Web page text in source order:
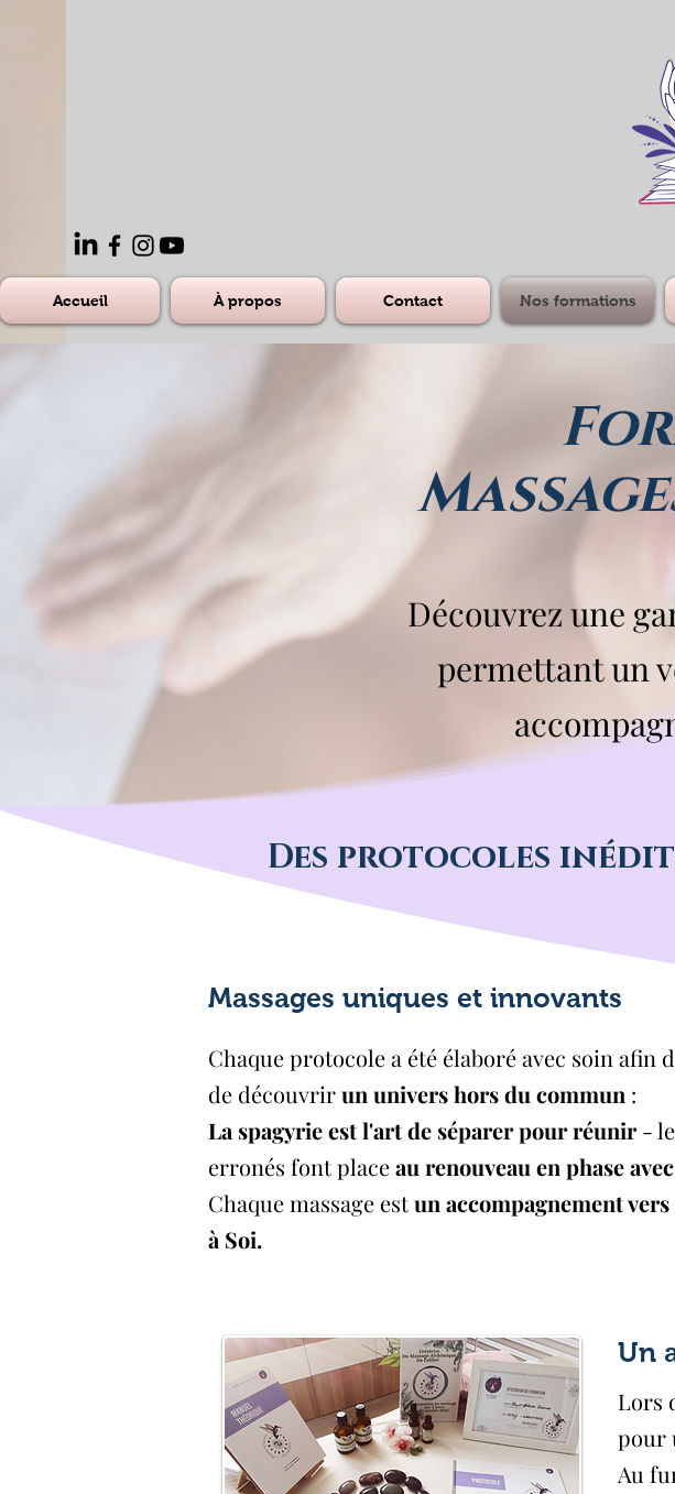
Accueil À propos Contact Nos formations
Découvrez une
permettant un
Des protocoles
Massages uniques et innovants
Chaque protocole a été élaboré avec soin afin
de découvrirun univers hors du commun :
La spagyrie est l'art de séparer pour réunir-
erronés font placeau renouveau en phase
Chaque massage estun accompagnement
à Soi.
Un
Lors
pour
Au